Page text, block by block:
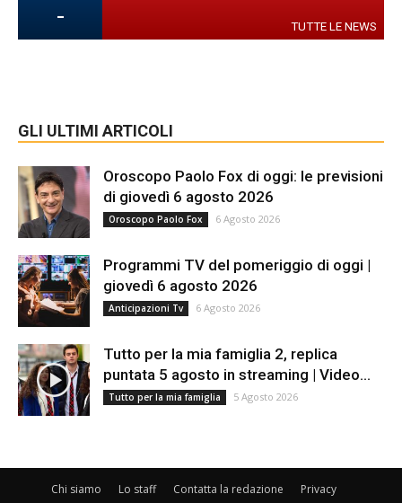
- TUTTE LE NEWS
GLI ULTIMI ARTICOLI
Oroscopo Paolo Fox di oggi: le previsioni
di giovedì 6 agosto 2026
Oroscopo Paolo Fox 6 Agosto 2026
Programmi TV del pomeriggio di oggi |
giovedì 6 agosto 2026
Anticipazioni Tv 6 Agosto 2026
Tutto per la mia famiglia 2, replica
puntata 5 agosto in streaming | Video...
Tutto per la mia famiglia 5 Agosto 2026
Chi siamo Lo staff Contatta la redazione
Privacy